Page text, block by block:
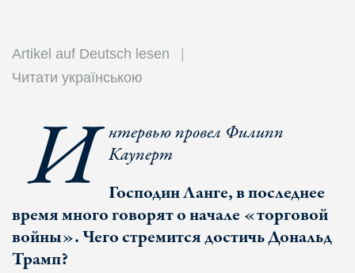
Artikel auf Deutsch lesen
Читати українською
И нтервью провел Филипп
Кауперт
Господин Ланге, в последнее
время много говорят о начале «торговой
войны». Чего стремится достичь Дональд
Трамп?